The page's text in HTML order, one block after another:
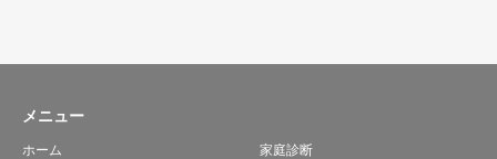
メニュー
ホーム 家庭診断